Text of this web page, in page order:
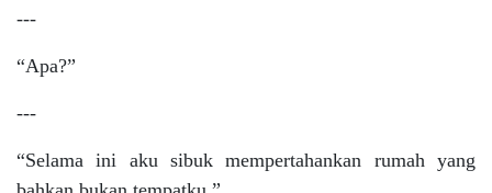
---
“Apa?”
---
“Selama ini aku sibuk mempertahankan rumah yang